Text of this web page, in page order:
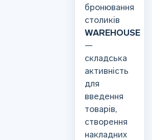
бронювання
столиків
WAREHOUSE
—
складська
активність
для
введення
товарів,
створення
накладних